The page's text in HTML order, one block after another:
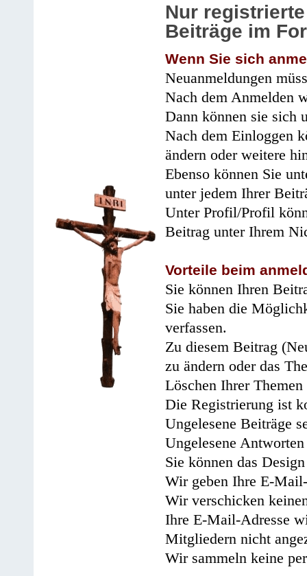
Nur
Beiträge im
Wenn Sie sich
Neuanmeldungen
Nach dem Anmelden
Dann können sie sich
Nach dem Einloggen
ändern oder weitere
Ebenso können Sie
unter jedem Ihrer
Unter Profil/Profil
Beitrag unter Ihrem
Vorteile beim
Sie können Ihren
Sie haben die
verfassen.
Zu diesem Beitrag
zu ändern oder das
Löschen Ihrer
Die Registrierung ist
Ungelesene Beiträge
Ungelesene
Sie können das
Wir geben Ihre E-
Wir verschicken
Ihre E-Mail-Adresse
Mitgliedern nicht
Wir sammeln keine